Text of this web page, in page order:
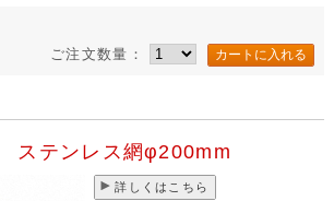
ご注文数量：
テンレス網φ200mm
詳しくはこちら